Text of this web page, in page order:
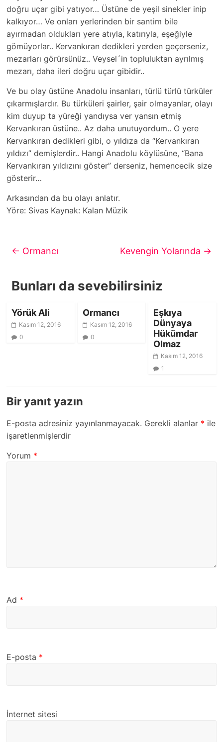
doğru uçar gibi yatıyor… Üstüne de yeşil sinekler inip
kalkıyor… Ve onları yerlerinden bir santim bile
ayırmadan oldukları yere atıyla, katırıyla, eşeğiyle
gömüyorlar.. Kervankıran dedikleri yerden geçerseniz,
mezarları görürsünüz.. Veysel´in topluluktan ayrılmış
mezarı, daha ileri doğru uçar gibidir..
Ve bu olay üstüne Anadolu insanları, türlü türlü türküler
çıkarmışlardır. Bu türküleri şairler, şair olmayanlar, olayı
kim duyup ta yüreği yandıysa ver yansın etmiş
Kervankıran üstüne.. Az daha unutuyordum.. O yere
Kervankıran dedikleri gibi, o yıldıza da “Kervankıran
yıldızı” demişlerdir.. Hangi Anadolu köylüsüne, “Bana
Kervankıran yıldızını göster” derseniz, hemencecik size
gösterir…
Arkasından da bu olayı anlatır.
Yöre: Sivas Kaynak: Kalan Müzik
← Ormancı Kevengin Yolarında →
Bunları da sevebilirsiniz
Yörük Ali
Kasım 12, 2016
0
Ormancı
Kasım 12, 2016
0
Eşkıya
Dünyaya
Hükümdar
Olmaz
Kasım 12, 2016
1
Bir yanıt yazın
E-posta adresiniz yayınlanmayacak. Gerekli alanlar * ile
işaretlenmişlerdir
Yorum *
Ad *
E-posta *
İnternet sitesi